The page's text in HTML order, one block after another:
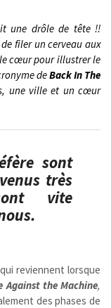
une drôle de tête !!
filer un cerveau aux
cœur pour illustrer le
deBack In The
une ville et un cœur
sont
très
vite
reviennent lorsque
Against the Machine,
des phases de